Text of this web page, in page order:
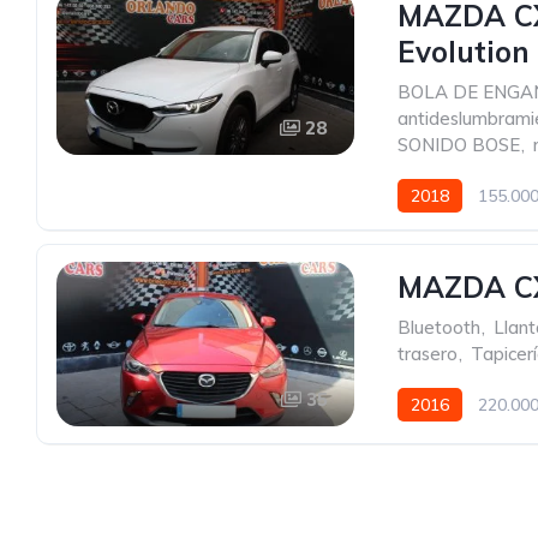
28
MAZDA
Evolution
BOLA DE
SONIDO BOSE
2018
35
MAZDA
Bluetooth
trasero
2016